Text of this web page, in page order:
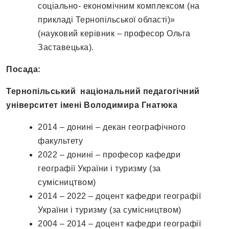
соціально- економічним комплексом (на
прикладі Тернопільської області)»
(науковий керівник – професор Ольга
Заставецька).
Посада:
Тернопільський національний педагогічний
університет імені Володимира Гнатюка
2014 – донині – декан географічного
факультету
2022 – донині – професор кафедри
географії України і туризму (за
сумісництвом)
2014 – 2022 – доцент кафедри географії
України і туризму (за сумісництвом)
2004 – 2014 – доцент кафедри географії